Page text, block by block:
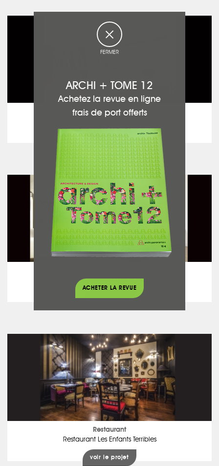
Médical
voir le projet
Réhabilitation d’une villa
voir le projet
Restaurant
Restaurant Les Enfants Terribles
voir le projet
FERMER
ARCHI + TOME 12
Achetez la revue en ligne
frais de port offerts
ACHETER LA REVUE